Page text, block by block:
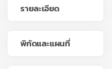
รายละเอียด
พิกัดและแผนที่